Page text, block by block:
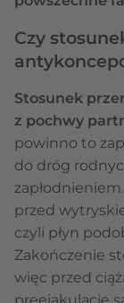
Czy
Stosunek
z pochwy
powinno to
do dróg
przed
czyli płyn
Zakończenie
więc przed